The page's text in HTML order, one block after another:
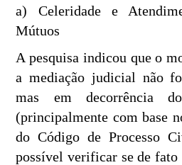
a) Celeridade e
Mútuos
A pesquisa indicou que o
a mediação judicial não
mas em decorrência
(principalmente com base
do Código de Processo
possível verificar se de fato